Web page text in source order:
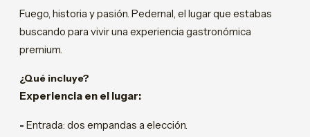
Fuego, historia y pasión. Pedernal, el lugar que estabas
buscando para vivir una experiencia gastronómica
premium.
¿Qué incluye?
Experiencia en el lugar:
- Entrada: dos empandas a elección.